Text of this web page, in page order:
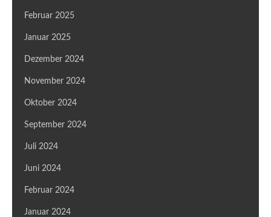
Februar 2025
Januar 2025
Dezember 2024
November 2024
Oktober 2024
September 2024
Juli 2024
Juni 2024
Februar 2024
Januar 2024